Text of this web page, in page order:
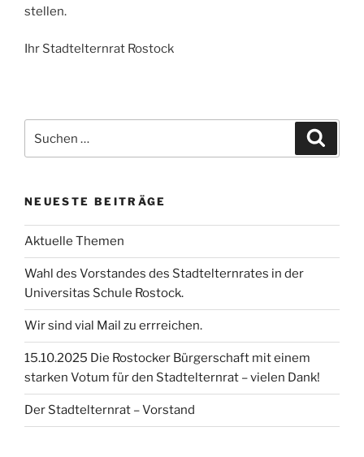
stellen.
Ihr Stadtelternrat Rostock
nach:
NEUESTE BEITRÄGE
Aktuelle Themen
Wahl des Vorstandes des Stadtelternrates in der
Universitas Schule Rostock.
Wir sind vial Mail zu errreichen.
15.10.2025 Die Rostocker Bürgerschaft mit einem
starken Votum für den Stadtelternrat – vielen Dank!
Der Stadtelternrat – Vorstand